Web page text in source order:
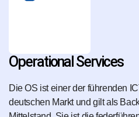
Operational Services
Die OS ist einer der führenden
deutschen Markt und gilt als